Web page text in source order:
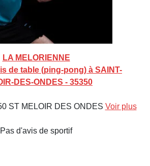
LA MELORIENNE
de table (ping-pong) à SAINT-
DES-ONDES - 35350
ST MELOIR DES ONDES Voir plus
Pas d'avis de sportif